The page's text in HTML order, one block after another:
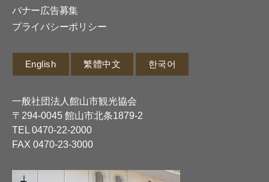
バナー広告募集
プライバシーポリシー
English 繁體中文 한국어
一般社団法人館山市観光協会
〒294-0045 館山市北条1879-2
TEL 0470-22-2000
FAX 0470-23-3000